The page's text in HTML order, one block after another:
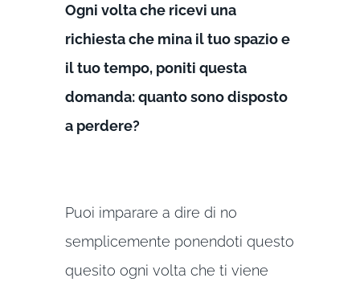
Ogni volta che ricevi una
richiesta che mina il tuo spazio e
il tuo tempo, poniti questa
domanda: quanto sono disposto
a perdere?
Puoi imparare a dire di no
semplicemente ponendoti questo
quesito ogni volta che ti viene